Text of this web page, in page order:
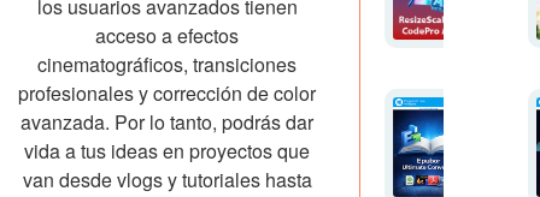
los usuarios avanzados tienen
acceso a efectos
cinematográficos, transiciones
profesionales y corrección de color
avanzada. Por lo tanto, podrás dar
vida a tus ideas en proyectos que
van desde vlogs y tutoriales hasta